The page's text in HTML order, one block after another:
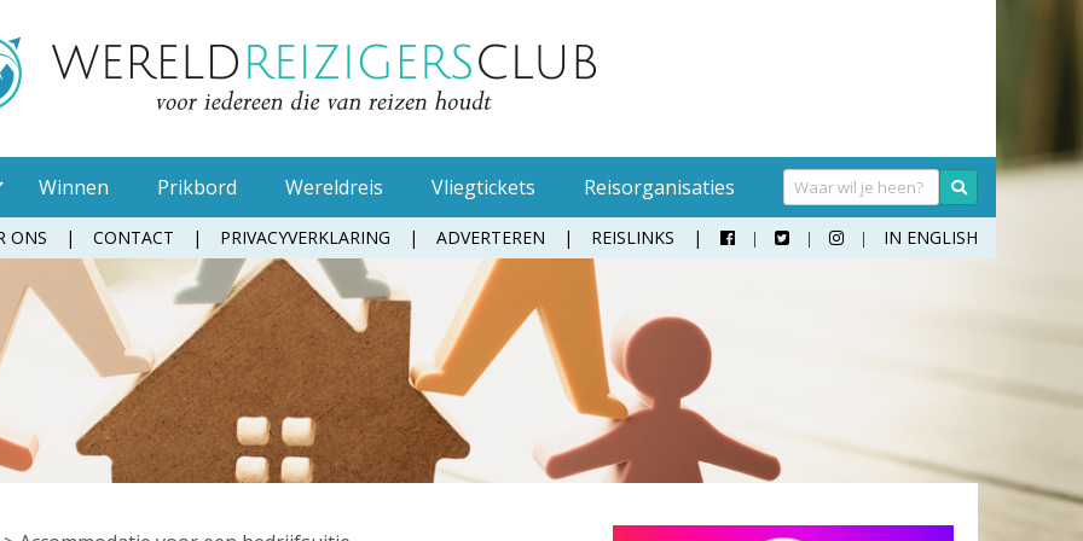
Muggenspray
Oordopjes
Tandenborstel
Toiletpapier
Waterfles
Handwasmiddel
Hangmat
Klamboe
Koffer
Moneybelt
Verrekijker
Zonnebril
Winnen Prikbord Wereldreis Vliegtickets Reisorganisaties
ONS CONTACT PRIVACYVERKLARING ADVERTEREN REISLINKS    IN ENGLISH